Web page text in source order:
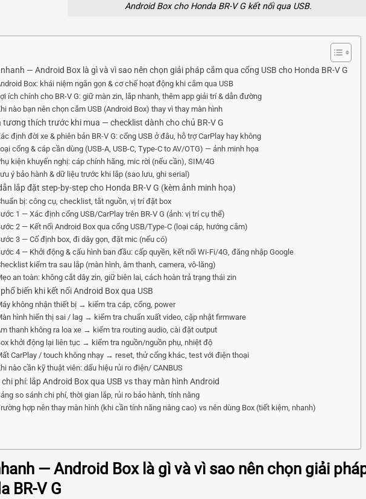
Android Box cho Honda BR-V G kết nối qua USB.
— Android Box là gì và vì sao nên chọn giải pháp cắm qua cổng USB cho Honda BR-V G
Box: khái niệm ngắn gọn & cơ chế hoạt động khi cắm qua USB
ích chính cho BR-V G: giữ màn zin, lắp nhanh, thêm app giải trí & dẫn đường
nào bạn nên chọn cắm USB (Android Box) thay vì thay màn hình
tương thích trước khi mua — checklist dành cho chủ BR-V G
định đời xe & phiên bản BR-V G: cổng USB ở đâu, hỗ trợ CarPlay hay không
cổng & cáp cần dùng (USB-A, USB-C, Type-C to AV/OTG) — ảnh minh họa
kiện khuyến nghị: cáp chính hãng, mic rời (nếu cần), SIM/4G
ý bảo hành & dữ liệu trước khi lắp (sao lưu, ghi serial)
lắp đặt step-by-step cho Honda BR-V G (kèm ảnh minh họa)
bị: công cụ, checklist, tắt nguồn, vị trí đặt box
1 — Xác định cổng USB/CarPlay trên BR-V G (ảnh: vị trí cụ thể)
2 — Kết nối Android Box qua cổng USB/Type-C (loại cáp, hướng cắm)
3 — Cố định box, đi dây gọn, đặt mic (nếu có)
4 — Khởi động & cấu hình ban đầu: cấp quyền, kết nối Wi-Fi/4G, đăng nhập Google
kiểm tra sau lắp (màn hình, âm thanh, camera, vô-lăng)
an toàn: không cắt dây zin, giữ biên lai, cách hoàn trả trạng thái zin
biến khi kết nối Android Box qua USB
không nhận thiết bị → kiểm tra cáp, cổng, power
hình hiển thị sai / lag → kiểm tra chuẩn xuất video, cập nhật firmware
thanh không ra loa xe → kiểm tra routing audio, cài đặt output
khởi động lại liên tục → kiểm tra nguồn/nguồn phụ, nhiệt độ
CarPlay / touch không nhạy → reset, thử cổng khác, test với điện thoại
nào cần kỹ thuật viên: dấu hiệu rủi ro điện/ CANBUS
chi phí: lắp Android Box qua USB vs thay màn hình Android
so sánh chi phí, thời gian lắp, rủi ro bảo hành, tính năng
hợp nên thay màn hình (khi cần tính năng nâng cao) vs nên dùng Box (tiết kiệm, nhanh)
— Android Box là gì và vì sao nên chọn giải
BR-V G